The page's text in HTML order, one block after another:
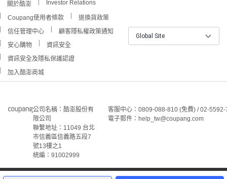
5
關於酷澎 Investor Relations
Coupang使用者條款
退換貨政策
信任管理中心
顧客隱私權政策通知
安心購物
資訊安全
資訊安全及隱私保護認證
加入酷澎商城
Global Site
公司名稱：酷澎股份有
限公司
聯繫地址：11049 台北
市信義區信義路五段7
號13樓之1
統編：91002999
客服中心：0809-088-810 (免費) / 02-
電子郵件：help_tw@coupang.com
©Coupang Taiwan Co., Ltd. 保留所有權利。